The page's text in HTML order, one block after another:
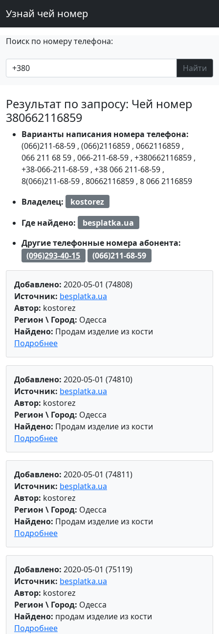
Узнай чей номер
Поиск по номеру телефона:
Найти
Результат по запросу: Чей номер
380662116859
Варианты написания номера телефона:
(066)211-68-59 , (066)2116859 , 0662116859 ,
066 211 68 59 , 066-211-68-59 , +380662116859 ,
+38-066-211-68-59 , +38 066 211-68-59 ,
8(066)211-68-59 , 80662116859 , 8 066 2116859
Владелец:
kostorez
Где найдено:
besplatka.ua
Другие телефонные номера абонента:
(096)293-40-15
(066)211-68-59
Добавлено: 2020-05-01 (74808)
Источник: besplatka.ua
Автор: kostorez
Регион \ Город: Одесса
Найдено: Продам изделие из кости
Подробнее
Добавлено: 2020-05-01 (74810)
Источник: besplatka.ua
Автор: kostorez
Регион \ Город: Одесса
Найдено: Продам изделие из кости
Подробнее
Добавлено: 2020-05-01 (74811)
Источник: besplatka.ua
Автор: kostorez
Регион \ Город: Одесса
Найдено: Продам изделие из кости
Подробнее
Добавлено: 2020-05-01 (75119)
Источник: besplatka.ua
Автор: kostorez
Регион \ Город: Одесса
Найдено: продам изделие из кости
Подробнее